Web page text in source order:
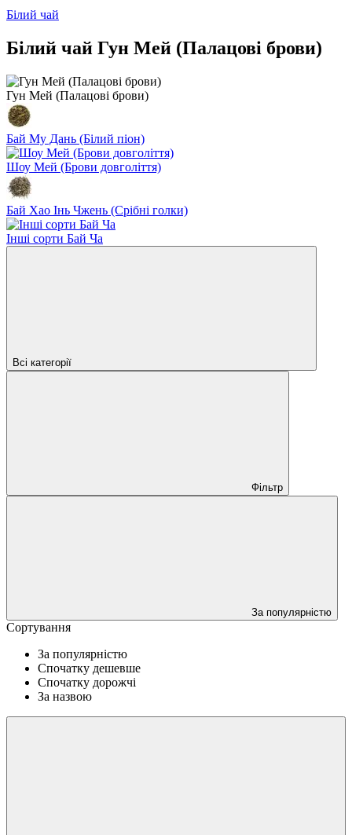
Білий чай
Білий чай Гун Мей (Палацові брови)
Гун Мей (Палацові брови)
Бай Му Дань (Білий піон)
Шоу Мей (Брови довголіття)
Бай Хао Інь Чжень (Срібні голки)
Інші сорти Бай Ча
Всі категорії
Фільтр
За популярністю
Сортування
За популярністю
Спочатку дешевше
Спочатку дорожчі
За назвою